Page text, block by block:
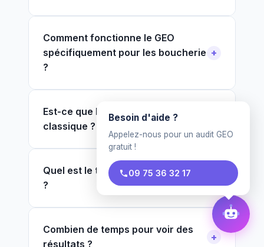
Comment fonctionne le GEO
spécifiquement pour les boucherie
?
Est-ce que le GEO remplace le SEO
classique ?
Quel est le tarif pour un boucherie
?
Combien de temps pour voir des
résultats ?
Besoin d'aide ?
Appelez-nous pour un audit GEO
gratuit !
09 75 36 32 17